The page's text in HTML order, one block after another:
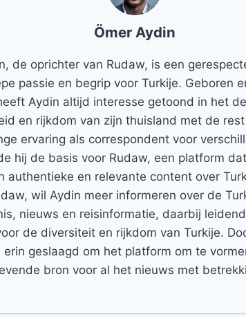
Ömer Aydin
de oprichter van Rudaw, is een
passie en begrip voor Turkije. Geboren
Aydin altijd interesse getoond in het
en rijkdom van zijn thuisland met de
ervaring als correspondent voor
hij de basis voor Rudaw, een platform
authentieke en relevante content over
wil Aydin meer informeren over de
nieuws en reisinformatie, daarbij
de diversiteit en rijkdom van Turkije.
erin geslaagd om het platform om te
bron voor al het nieuws met